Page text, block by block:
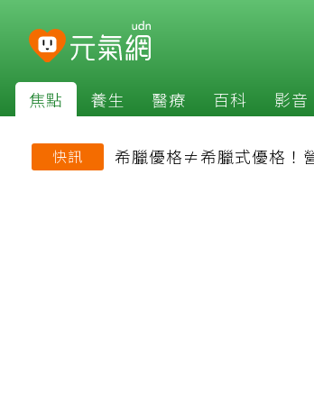
焦點 養生 醫療 百科 影音
快訊 希臘優格≠希臘式優格！